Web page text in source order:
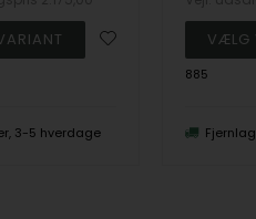
3-5 hverdage
885